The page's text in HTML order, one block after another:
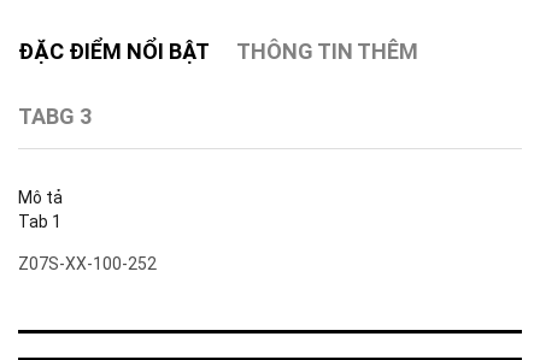
ĐẶC ĐIỂM NỔI BẬT THÔNG TIN THÊM
TABG 3
Mô tả
Tab 1
Z07S-XX-100-252